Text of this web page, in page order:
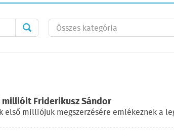
Friderikusz Sándor
első milliójuk megszerzésére emlékeznek a